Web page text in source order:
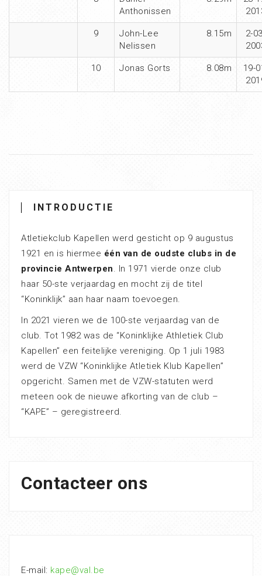
Anthonissen
9
John-Lee
Nelissen
8.15m
2-
10 Jonas Gorts 8.08m
19-
INTRODUCTIE
Atletiekclub Kapellen werd gesticht op 9 augustus
1921 en is hiermee één van de oudste clubs in de
provincie Antwerpen. In 1971 vierde onze club
haar 50-ste verjaardag en mocht zij de titel
“Koninklijk” aan haar naam toevoegen.
In 2021 vieren we de 100-ste verjaardag van de
club. Tot 1982 was de “Koninklijke Athletiek Club
Kapellen” een feitelijke vereniging. Op 1 juli 1983
werd de VZW “Koninklijke Atletiek Klub Kapellen”
opgericht. Samen met de VZW-statuten werd
meteen ook de nieuwe afkorting van de club –
“KAPE” – geregistreerd.
Contacteer ons
E-mail: kape@val.be